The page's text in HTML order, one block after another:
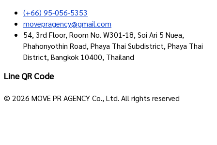
(+66) 95-056-5353
movepragency@gmail.com
54, 3rd Floor, Room No. W301-18, Soi Ari 5 Nuea,
Phahonyothin Road, Phaya Thai Subdistrict, Phaya Thai
District, Bangkok 10400, Thailand
Line QR Code
© 2026 MOVE PR AGENCY Co., Ltd. All rights reserved